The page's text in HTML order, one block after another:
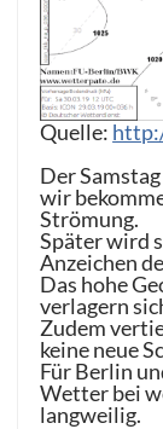
Quelle:
Der
wir
Strömung.
Später wird
Anzeichen
Das hohe
verlagern
Zudem
keine neue
Für Berlin
Wetter bei
langweilig.